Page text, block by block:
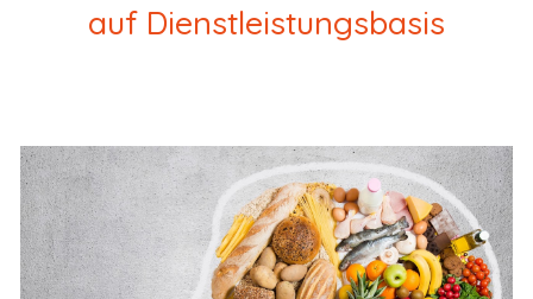
auf Dienstleistungsbasis